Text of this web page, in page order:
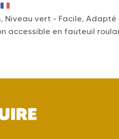
Niveau vert - Facile,
accessible en fauteuil